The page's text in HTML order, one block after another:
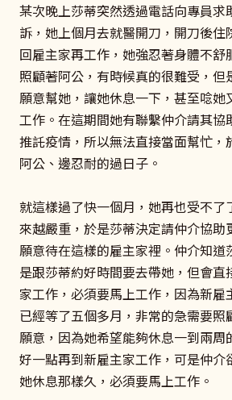
某次晚上莎蒂突然透過電話向專員求
訴，她上個月去就醫開刀，開刀後住
回雇主家再工作，她強忍著身體不舒
照顧著阿公，有時候真的很難受，但
願意幫她，讓她休息一下，甚至唸她
工作。在這期間她有聯繫仲介請其協
推託疫情，所以無法直接當面幫忙，
阿公、邊忍耐的過日子。
就這樣過了快一個月，她再也受不了
來越嚴重，於是莎蒂決定請仲介協助
願意待在這樣的雇主家裡。仲介知道
是跟莎蒂約好時間要去帶她，但會直
家工作，必須要馬上工作，因為新雇
已經等了五個多月，非常的急需要照
願意，因為她希望能夠休息一到兩周
好一點再到新雇主家工作，可是仲介
她休息那樣久，必須要馬上工作。